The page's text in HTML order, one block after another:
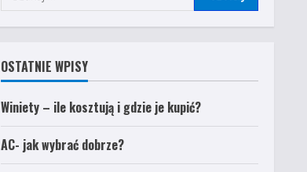
OSTATNIE WPISY
Winiety – ile kosztują i gdzie je kupić?
AC- jak wybrać dobrze?